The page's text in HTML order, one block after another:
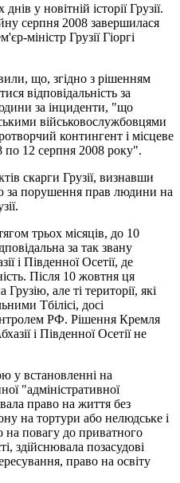
у новітній історії Грузії.
серпня 2008 завершилася
міністр Грузії Гіоргі
що, згідно з рішенням
відповідальність за
за інциденти, "що
військовослужбовцями
контингент і місцеве
по 12 серпня 2008 року".
скарги Грузії, визнавши
за порушення прав людини на
трьох місяців, до 10
за так звану
і Південної Осетії, де
Після 10 жовтня ця
але ті території, які
Тбілісі, досі
РФ. Рішення Кремля
і Південної Осетії не
у встановленні на
"адміністративної
право на життя без
на тортури або нелюдське і
повагу до приватного
здійснювала позасудові
право на освіту